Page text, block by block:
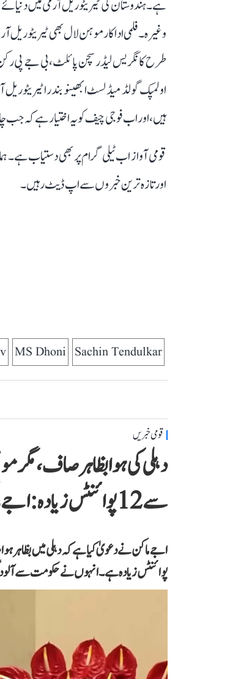
ہے۔ ہندوستان کی ٹیریٹوریل آرمی میں
طرح کانگریس لیڈر سچن پائلٹ، بی جے پی
اولمپک گولڈ میڈلسٹ ابھینو بندرا ٹیریٹوریل
ہیں، اور اب فوجی چیف کو یہ اختیار ہے کہ
قومی آواز اب ٹیلی گرام پر بھی دستیاب
اور تازہ ترین خبروں سے اپ ڈیٹ رہیں۔
Sachin Tendulkar
MS Dhoni
قومی خبریں
دہلی کی ہوا بظاہر صاف،
سے 12 پوائنٹس زیادہ: اجے ماکن
پوائنٹس زیادہ ہے۔ انہوں نے حکومت سے